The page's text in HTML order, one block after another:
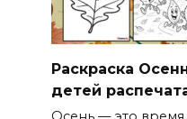
Раскраска
детей